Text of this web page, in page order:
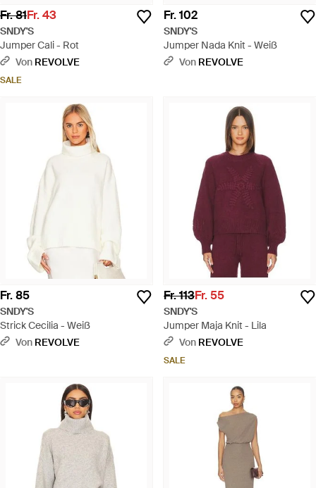
Fr. 81Fr. 43
SNDY'S
Jumper Cali - Rot
Von REVOLVE
SALE
Fr. 102
SNDY'S
Jumper Nada Knit - Weiß
Von REVOLVE
Fr. 85
SNDY'S
Strick Cecilia - Weiß
Von REVOLVE
Fr. 113Fr. 55
SNDY'S
Jumper Maja Knit - Lila
Von REVOLVE
SALE